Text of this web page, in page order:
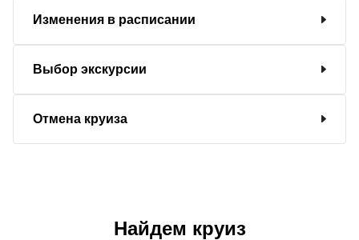
Изменения в расписании
Выбор экскурсии
Отмена круиза
Найдем круиз